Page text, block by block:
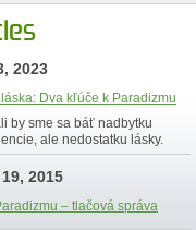
2023
Dva kľúče k Paradizmu
by sme sa báť nadbytku
ale nedostatku lásky.
2015
– tlačová správa